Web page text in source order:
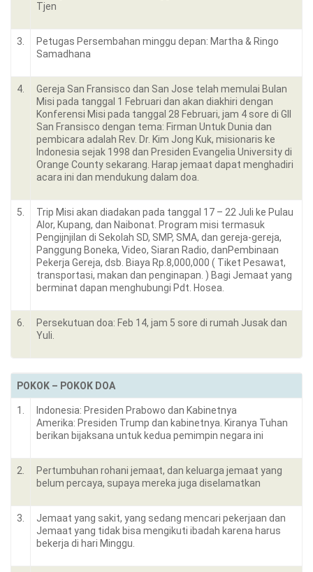
Tjen
3.
Petugas Persembahan minggu depan: Martha & Ringo
Samadhana
4.
Gereja San Fransisco dan San Jose telah memulai Bulan
Misi pada tanggal 1 Februari dan akan diakhiri dengan
Konferensi Misi pada tanggal 28 Februari, jam 4 sore di GII
San Fransisco dengan tema: Firman Untuk Dunia dan
pembicara adalah Rev. Dr. Kim Jong Kuk, misionaris ke
Indonesia sejak 1998 dan Presiden Evangelia University di
Orange County sekarang. Harap jemaat dapat menghadiri
acara ini dan mendukung dalam doa.
5.
Trip Misi akan diadakan pada tanggal 17 – 22 Juli ke Pulau
Alor, Kupang, dan Naibonat. Program misi termasuk
Pengijnjilan di Sekolah SD, SMP, SMA, dan gereja-gereja,
Panggung Boneka, Video, Siaran Radio, danPembinaan
Pekerja Gereja, dsb. Biaya Rp.8,000,000 ( Tiket Pesawat,
transportasi, makan dan penginapan. ) Bagi Jemaat yang
berminat dapan menghubungi Pdt. Hosea.
6.
Persekutuan doa: Feb 14, jam 5 sore di rumah Jusak dan
Yuli.
POKOK – POKOK DOA
1.
Indonesia: Presiden Prabowo dan Kabinetnya
Amerika: Presiden Trump dan kabinetnya. Kiranya Tuhan
berikan bijaksana untuk kedua pemimpin negara ini
2.
Pertumbuhan rohani jemaat, dan keluarga jemaat yang
belum percaya, supaya mereka juga diselamatkan
3.
Jemaat yang sakit, yang sedang mencari pekerjaan dan
Jemaat yang tidak bisa mengikuti ibadah karena harus
bekerja di hari Minggu.